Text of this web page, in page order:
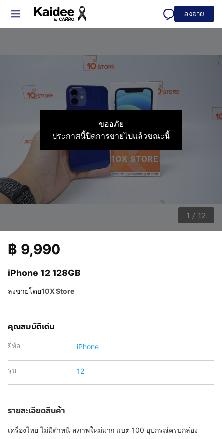
ลงขาย
ขออภัย
ประกาศนี้ปิดการขายไปแล้วขณะนี้
1 / 12
iPhone 12 128GB
฿ 9,990
ลงขายโดย10X Store
คุณสมบัติเด่น
ยี่ห้อ iPhone
รุ่น 12
รายละเอียดสินค้า
เครื่องไทย ไม่มีตำหนิ สภาพใหม่มาก แบต 100 อุปกรณ์ครบกล่อง